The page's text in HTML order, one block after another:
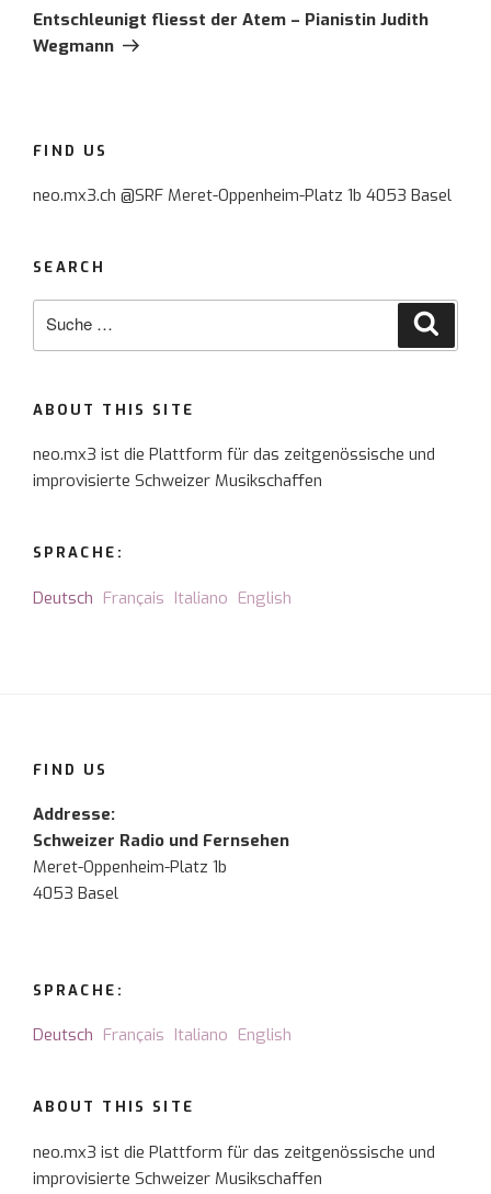
Beitrag
Entschleunigt fliesst der Atem – Pianistin Judith
Wegmann
FIND US
neo.mx3.ch @SRF Meret-Oppenheim-Platz 1b 4053 Basel
SEARCH
ABOUT THIS SITE
neo.mx3 ist die Plattform für das zeitgenössische und
improvisierte Schweizer Musikschaffen
SPRACHE:
Deutsch Français Italiano English
FIND US
Addresse:
Schweizer Radio und Fernsehen
Meret-Oppenheim-Platz 1b
4053 Basel
SPRACHE:
Deutsch Français Italiano English
ABOUT THIS SITE
neo.mx3 ist die Plattform für das zeitgenössische und
improvisierte Schweizer Musikschaffen